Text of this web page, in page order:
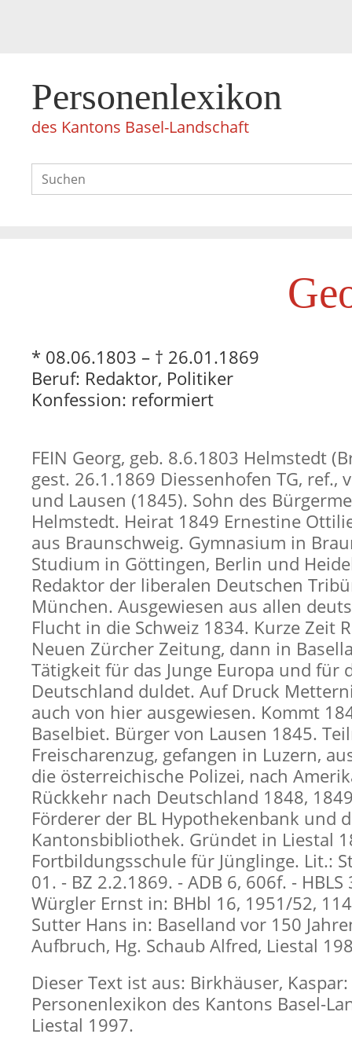
Personenlexikon
des Kantons Basel-Landschaft
* 08.06.1803 – † 26.01.1869
Beruf: Redaktor, Politiker
Konfession: reformiert
FEIN Georg, geb. 8.6.1803 Helmstedt
gest. 26.1.1869 Diessenhofen TG, ref.,
und Lausen (1845). Sohn des
Helmstedt. Heirat 1849 Ernestine
aus Braunschweig. Gymnasium in
Studium in Göttingen, Berlin und
Redaktor der liberalen Deutschen
München. Ausgewiesen aus allen
Flucht in die Schweiz 1834. Kurze Zeit
Neuen Zürcher Zeitung, dann in
Tätigkeit für das Junge Europa und für
Deutschland duldet. Auf Druck
auch von hier ausgewiesen. Kommt
Baselbiet. Bürger von Lausen 1845.
Freischarenzug, gefangen in Luzern,
die österreichische Polizei, nach
Rückkehr nach Deutschland 1848,
Förderer der BL Hypothekenbank und
Kantonsbibliothek. Gründet in Liestal
Fortbildungsschule für Jünglinge. Lit.:
01. - BZ 2.2.1869. - ADB 6, 606f. - HBLS
Würgler Ernst in: BHbl 16, 1951/52,
Sutter Hans in: Baselland vor 150
Aufbruch, Hg. Schaub Alfred, Liestal
Dieser Text ist aus: Birkhäuser, Kaspar:
Personenlexikon des Kantons Basel-
Liestal 1997.